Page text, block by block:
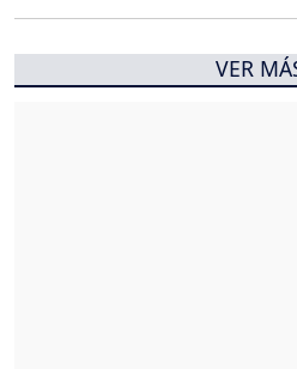
VER